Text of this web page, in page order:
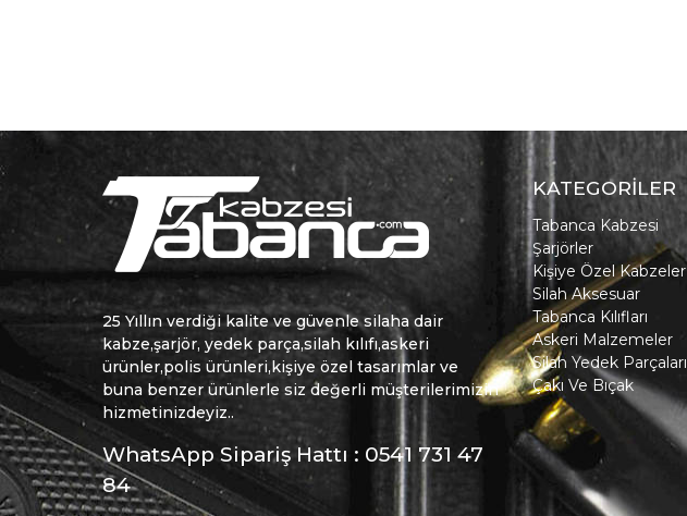
25 Yıllın verdiği kalite ve güvenle silaha dair
kabze,şarjör, yedek parça,silah kılıfı,askeri
ürünler,polis ürünleri,kişiye özel tasarımlar ve
buna benzer ürünlerle siz değerli müşterilerimizin
hizmetinizdeyiz..
WhatsApp Sipariş Hattı : 0541 731 47
84
KATEGORİLER
Tabanca Kabzesi
Şarjörler
Kişiye Özel Kabzeler
Silah Aksesuar
Tabanca Kılıfları
Askeri Malzemeler
Silah Yedek Parçaları
Çakı Ve Bıçak